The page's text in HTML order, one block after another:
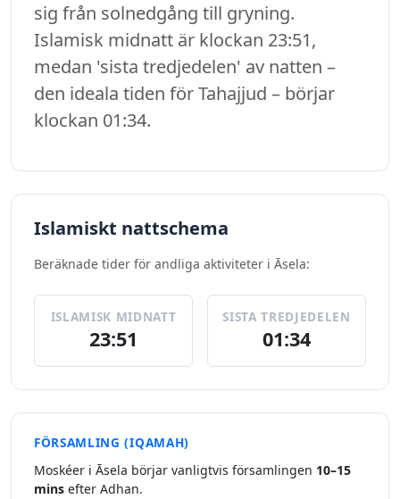
sig från solnedgång till gryning.
Islamisk midnatt är klockan 23:51,
medan 'sista tredjedelen' av natten –
den ideala tiden för Tahajjud – börjar
klockan 01:34.
Islamiskt nattschema
Beräknade tider för andliga aktiviteter i Āsela:
ISLAMISK MIDNATT
23:51
SISTA TREDJEDELEN
01:34
FÖRSAMLING (IQAMAH)
Moskéer i Āsela börjar vanligtvis församlingen 10–15
mins efter Adhan.